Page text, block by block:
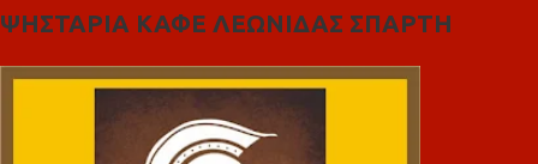
ΨΗΣΤΑΡΙΑ ΚΑΦΕ ΛΕΩΝΙΔΑΣ ΣΠΑΡΤΗ